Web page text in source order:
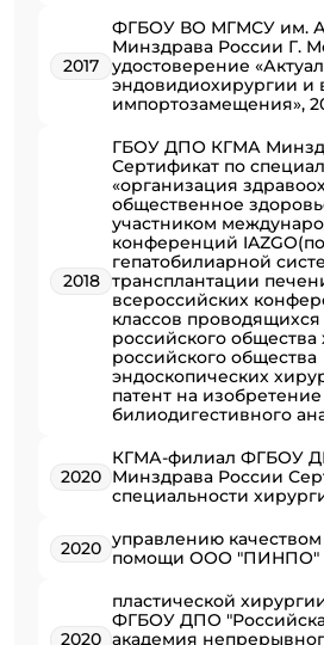
2017
ФГБОУ ВО МГМСУ им.
Минздрава России Г.
удостоверение
эндовидиохирургии и
импортозамещения»,
2018
ГБОУ ДПО КГМА
Сертификат по
«организация
общественное
участником
конференций
гепатобилиарной
трансплантации
всероссийских
классов
российского общества
российского общества
эндоскопических
патент на
билиодигестивного
2020
КГМА-филиал ФГБОУ
Минздрава России
специальности
2020 управлению
помощи ООО "ПИНПО"
2020
пластической
ФГБОУ ДПО
академия